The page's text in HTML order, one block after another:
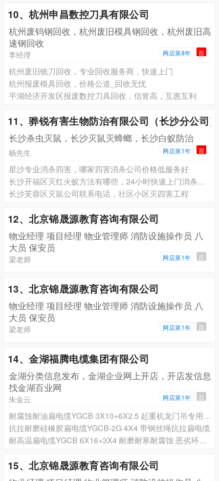
10、杭州申昌数控刀具有限公司
杭州废钨钢回收，杭州废旧模具钢回收，杭州废旧高
速钢回收
李经理 网店第8年 百
杭州废旧铣刀回收，专业回收服务商，快速上门
杭州报废模具回收，价格公道_回收无忧
平湖经济开发区报废数控刀具回收，信誉高，互惠互利
11、骅锐有害生物防治有限公司（长沙分公司）
长沙杀虫灭鼠，长沙灭鼠灭蟑螂，长沙白蚁防治
杨先生 网店第1年 百
星沙专业消杀四害，哪家四害消杀公司价格低服务好
长沙开福区灭红火蚁方法有哪些，24小时快速上门消杀除虫
长沙芙蓉区灭鼠公司联系电话，社区小区灭四害工程
12、北京锦晟源教育咨询有限公司
物业经理 项目经理 物业管理师 消防设施操作员 八
大员 保安员
梁老师 网店第1年 百
13、北京锦晟源教育咨询有限公司
物业经理 项目经理 物业管理师 消防设施操作员 八
大员 保安员
梁老师 网店第1年 百
14、金湖福腾电缆集团有限公司
金湖分类信息发布，金湖企业网上开店，开店发信息
找金湖百业网
朱金云 网店第1年 百
耐腐蚀耐油扁电缆YGCB 3X10+6X2.5 起重机龙门吊专用硅橡胶扁电缆
抗拉耐磨硅橡胶扁电缆YGCB-2G 4X4 带钢丝绳抗拉扁电缆
耐高温扁电缆YGCB 6X16+3X4 耐磨耐寒耐腐蚀 恶劣环境使用
15、北京锦晟源教育咨询有限公司